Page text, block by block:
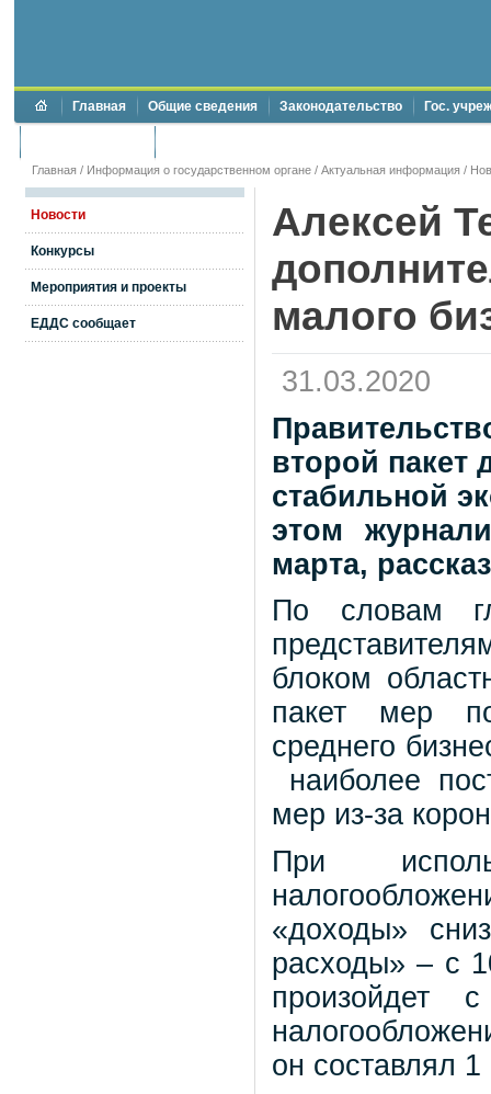
Главная Общие сведения Законодательство Гос.
Главная / Информация о государственном органе / Актуальная информация /
Новости
Конкурсы
Мероприятия и проекты
ЕДДС сообщает
Алексей
малого
31.03.2020
второй пакет
стабильной
этом
марта,
По словам
блоком
пакет мер
среднего
наиболее
мер из-за
При
«доходы»
расходы» – с
произойдет
он составлял 1